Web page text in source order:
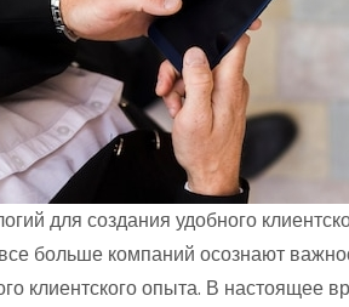
для создания удобного
больше компаний осознают
клиентского опыта. В настоящее